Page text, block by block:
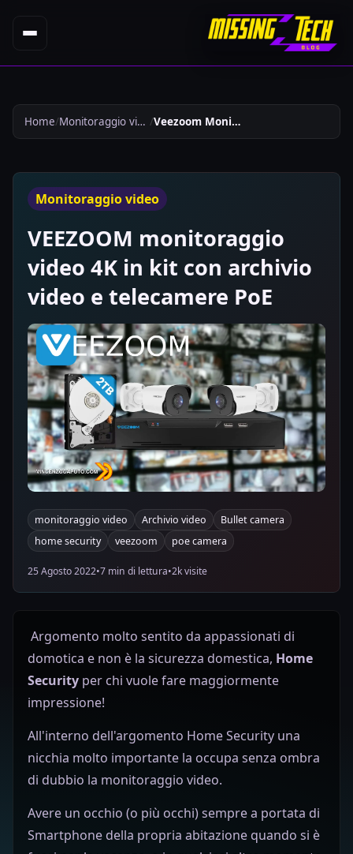
Home Monitoraggio video Veezoom Monitoraggio Video 4k In Kit Con Archivio Video E Telecamere Poe 807
Monitoraggio video
VEEZOOM monitoraggio
video 4K in kit con archivio
video e telecamere PoE
monitoraggio video Archivio video
Bullet camera
home security
veezoom poe camera
25 Agosto 2022•7 min di lettura•2k visite
Argomento molto sentito da appassionati di
domotica e non è la sicurezza domestica, Home
Security per chi vuole fare maggiormente
impressione!
All'interno dell'argomento Home Security una
nicchia molto importante la occupa senza ombra
di dubbio la monitoraggio video.
Avere un occhio (o più occhi) sempre a portata di
Smartphone della propria abitazione quando si è